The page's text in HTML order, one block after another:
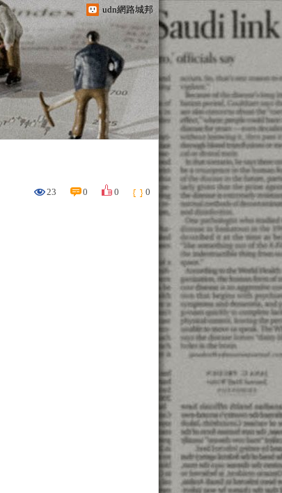
udn網路城邦
23 0 0 0